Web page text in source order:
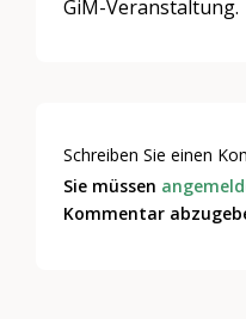
GiM-Veranstaltung.
Schreiben Sie einen
Sie müssen
Kommentar